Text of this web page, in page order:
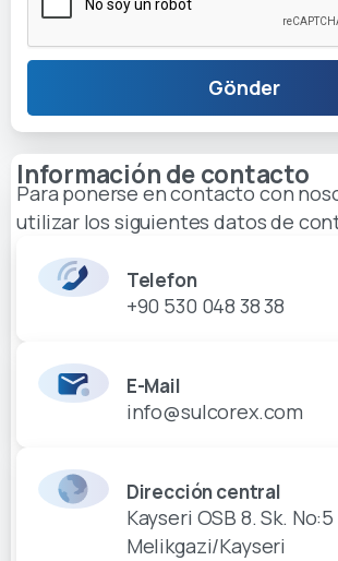
Información de contacto
Para ponerse en contacto con
utilizar los siguientes datos de
Telefon
+90 530 048 38 38
E-Mail
info@sulcorex.com
Dirección central
Kayseri OSB 8. Sk. No:5
Melikgazi/Kayseri